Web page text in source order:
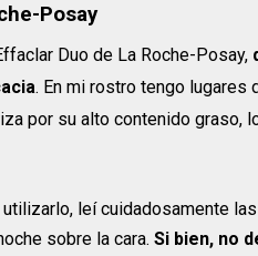
Posay
Duo de La Roche-Posay,
. En mi rostro tengo lugares
por su alto contenido graso,
leí cuidadosamente
sobre la cara. Si bien, no